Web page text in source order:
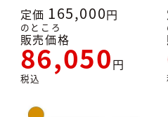
定価 165,000
のところ
販売価格
86,050
税込